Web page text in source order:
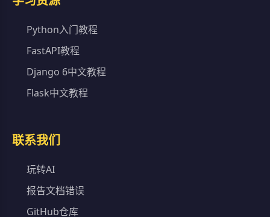
Python入门教程
FastAPI教程
Django 6中文教程
Flask中文教程
联系我们
玩转AI
报告文档错误
GitHub仓库